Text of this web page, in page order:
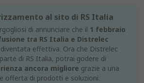
al sito di RS Italia
di annunciare che il 1 febbraio
tra RS Italia e Distrelec
effettiva. Ora che Distrelec
di RS Italia, potrai godere di
ancora migliore grazie a una
offerta di prodotti e soluzioni.